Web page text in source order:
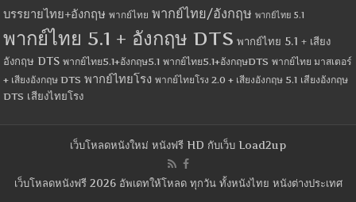
บรรยายไทย+อังกฤษ พากย์ไทย พากย์ไทย/อังกฤษ พากย์ไทย 5.1
พากย์ไทย 5.1 + อังกฤษ DTS พากย์ไทย 5.1 + เสียง
อังกฤษ DTS พากย์ไทย5.1+อังกฤษ5.1 พากย์ไทย5.1+อังกฤษDTS พากย์ไทย มาสเตอร์
+ เสียงอังกฤษ DTS พากย์ไทยโรง พากย์ไทยโรง 2.0 + เสียงอังกฤษ 5.1 เสียงอังกฤษ
DTS เสียงไทยโรง
เว็บโหลดหนังใหม่ หนังฟรี HD กับเว็บ Load2up
เว็บโหลดหนังฟรี 2026 อัพเดทให้โหลด ทุกวัน ทั้งหนังไทย หนังต่างประเทศ